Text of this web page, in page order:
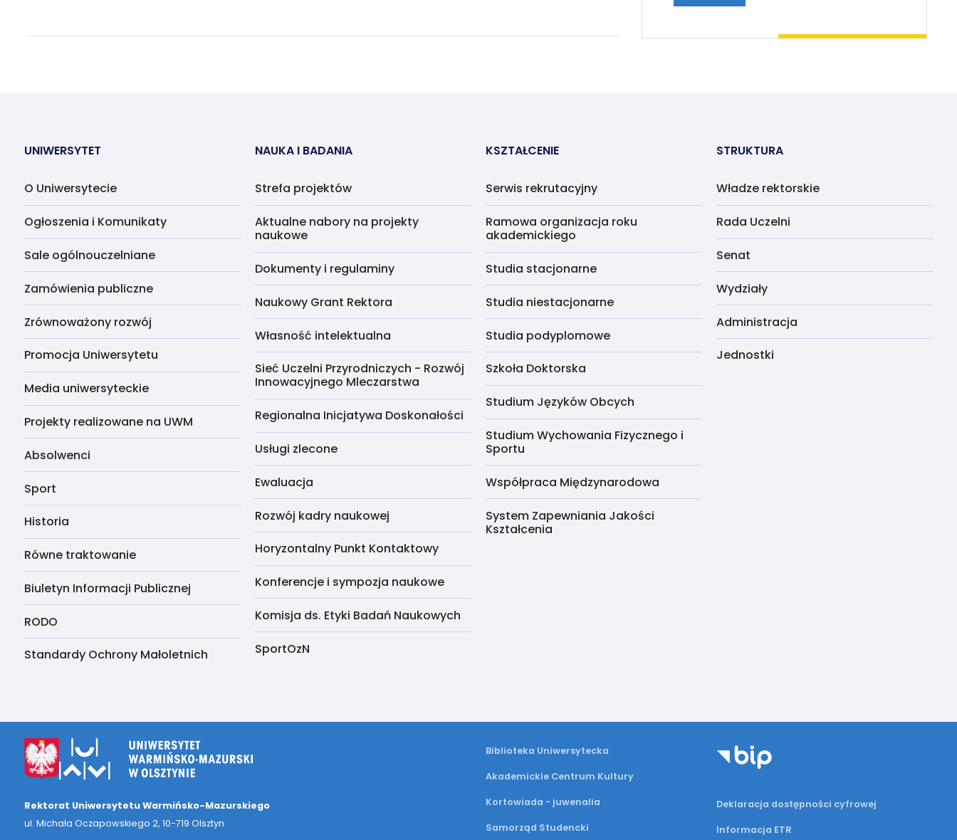
UNIWERSYTET
O Uniwersytecie
Ogłoszenia i Komunikaty
Sale ogólnouczelniane
Zamówienia publiczne
Zrównoważony rozwój
Promocja Uniwersytetu
Media uniwersyteckie
Projekty realizowane na UWM
Absolwenci
Sport
Historia
Równe traktowanie
Biuletyn Informacji Publicznej
RODO
Standardy Ochrony Małoletnich
NAUKA I BADANIA
Strefa projektów
Aktualne nabory na projekty
naukowe
Dokumenty i regulaminy
Naukowy Grant Rektora
Własność intelektualna
Sieć Uczelni Przyrodniczych - Rozwój
Innowacyjnego Mleczarstwa
Regionalna Inicjatywa Doskonałości
Usługi zlecone
Ewaluacja
Rozwój kadry naukowej
Horyzontalny Punkt Kontaktowy
Konferencje i sympozja naukowe
Komisja ds. Etyki Badań Naukowych
SportOzN
KSZTAŁCENIE
Serwis rekrutacyjny
Ramowa organizacja roku
akademickiego
Studia stacjonarne
Studia niestacjonarne
Studia podyplomowe
Szkoła Doktorska
Studium Języków Obcych
Studium Wychowania Fizycznego i
Sportu
Współpraca Międzynarodowa
System Zapewniania Jakości
Kształcenia
STRUKTURA
Władze rektorskie
Rada Uczelni
Senat
Wydziały
Administracja
Jednostki
Rektorat Uniwersytetu Warmińsko-Mazurskiego
ul. Michała Oczapowskiego 2, 10-719 Olsztyn
Biblioteka Uniwersytecka
Akademickie Centrum Kultury
Kortowiada - juwenalia
Samorząd Studencki
Deklaracja dostępności cyfrowej
Informacja ETR